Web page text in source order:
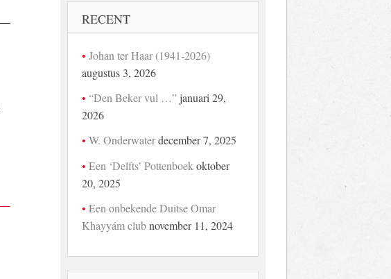
RECENT
Johan ter Haar (1941-2026)
augustus 3, 2026
“Den Beker vul …” januari 29,
2026
W. Onderwater december 7, 2025
Een ‘Delfts’ Pottenboek oktober
20, 2025
Een onbekende Duitse Omar
Khayyám club november 11, 2024